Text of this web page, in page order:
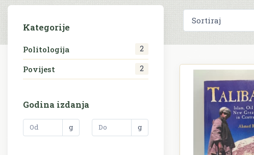
Kategorije
Politologija 2
Povijest 2
Godina izdanja
g g